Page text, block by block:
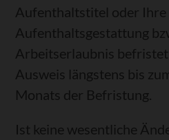
Aufenthaltstitel oder Ihre
Aufenthaltsgestattung
Arbeitserlaubnis
Ausweis längstens bis
Monats der Befristung.
Ist keine wesentliche